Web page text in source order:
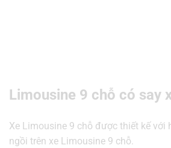
Limousine 9 chỗ có say
Xe Limousine 9 chỗ được thiết kế
ngồi trên xe Limousine 9 chỗ.